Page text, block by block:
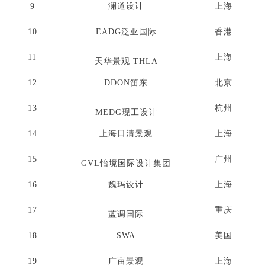
9 澜道设计 上海
10 EADG泛亚国际 香港
11 天华景观 THLA 上海
12 DDON笛东 北京
13 MEDG现工设计 杭州
14 上海日清景观 上海
15 GVL怡境国际设计集团 广州
16 魏玛设计 上海
17 蓝调国际 重庆
18 SWA 美国
19 广亩景观 上海